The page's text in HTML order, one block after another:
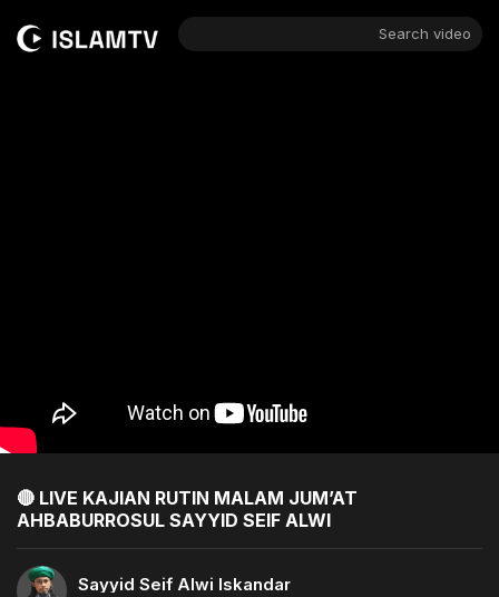
Search video
🔴 LIVE KAJIAN RUTIN MALAM JUM’AT
AHBABURROSUL SAYYID SEIF ALWI
Sayyid Seif Alwi Iskandar